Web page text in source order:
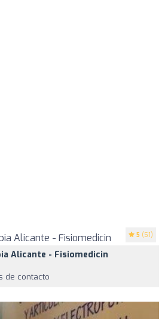
5 (51)
Alicante - Fisiomedicin
de contacto